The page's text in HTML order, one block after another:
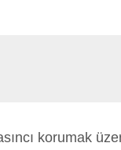
korumak